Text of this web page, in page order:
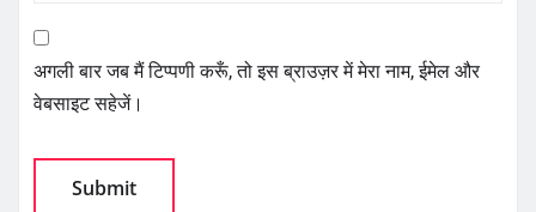
अगली बार जब मैं टिप्पणी करूँ, तो इस ब्राउज़र में मेरा नाम, ईमेल और
वेबसाइट सहेजें।